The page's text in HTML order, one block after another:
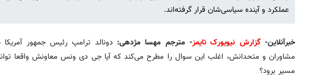
عملکرد و آینده سیاسی‌شان قرار گرفته‌اند.
خبرآنلاین-گزارش نیویورک تایمز- مترجم مهسا مژدهی:دونالد ترامپ رئیس جمهور
مشاوران و متحدانش، اغلب این سوال را مطرح می‌کند که آیا جی دی ونس معاونش واقعا
مسیر برود؟